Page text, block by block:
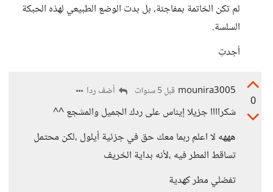
لم تكن الخاتمة بمفاجئة، بل بدت الوضع الطبيعي لهذه الحبكة
السلسة.
أجدتِ
0
mounira3005 قبل 5 سنوات أضف ردا
شكراااا جزيلا إيناس على ردك الجميل والمشجع ^^
هههه لا اعلم ربما معك حق في جزئية أيلول ،لكن محتمل
تساقط المطر فيه ،لأنه بداية الخريف
تفضلي مطر كهدية